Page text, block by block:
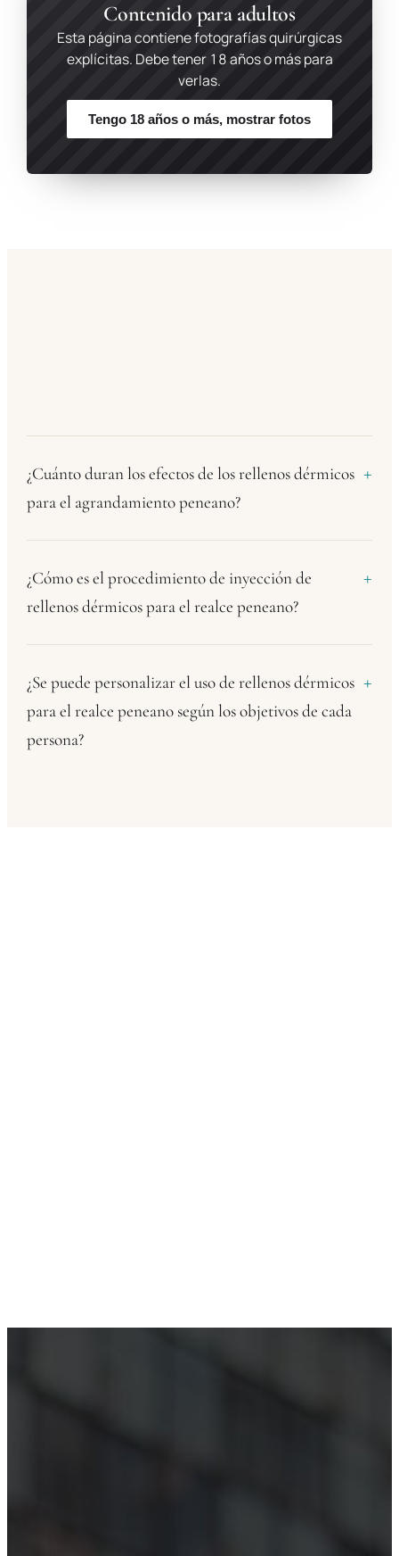
Contenido para adultos
Esta página contiene fotografías quirúrgicas
explícitas. Debe tener 18 años o más para
verlas.
Tengo 18 años o más, mostrar fotos
¿Cuánto duran los efectos de los rellenos dérmicos
para el agrandamiento peneano?
¿Cómo es el procedimiento de inyección de
rellenos dérmicos para el realce peneano?
¿Se puede personalizar el uso de rellenos dérmicos
para el realce peneano según los objetivos de cada
persona?